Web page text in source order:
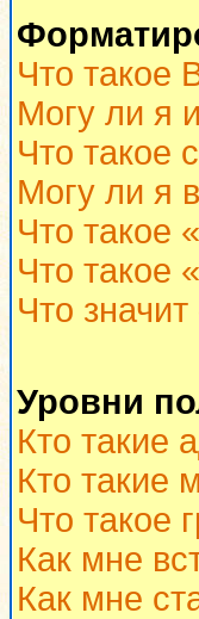
Что такое
Могу ли я
Что такое
Могу ли я
Что такое
Что такое
Что
Уровни
Кто такие
Кто такие
Что такое
Как мне
Как мне